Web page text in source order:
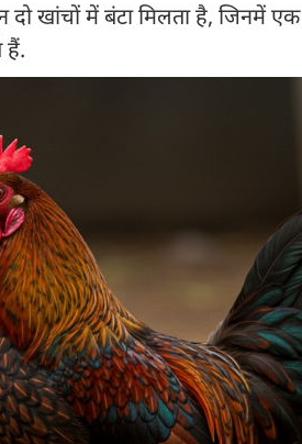
दो खांचों में बंटा मिलता है, जिनमें
हैं.